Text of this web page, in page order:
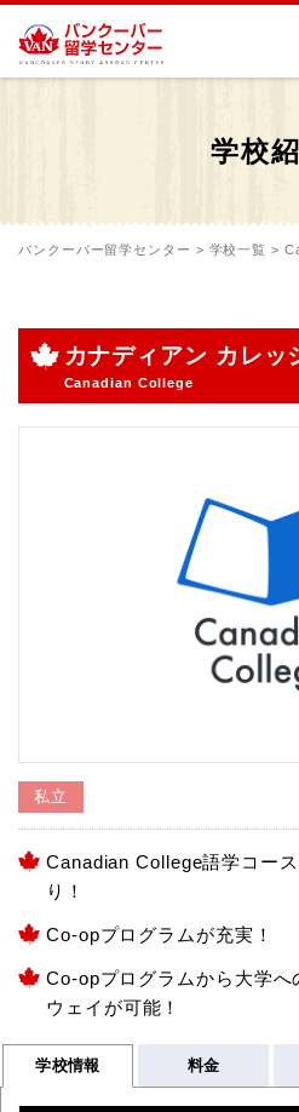
学校
バンクーバー留学センター > 学校一覧 >
カナディアン カレッ
Canadian College
私立
Canadian College語学コー
り！
Co-opプログラムが充実！
Co-opプログラムから大学へ
ウェイが可能！
学校情報 料金